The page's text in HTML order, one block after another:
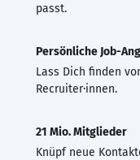
passt.
Persönliche Job-
Lass Dich finden
Recruiter·innen.
21 Mio. Mitglieder
Knüpf neue